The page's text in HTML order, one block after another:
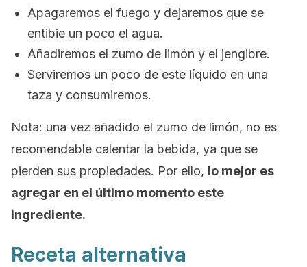
Apagaremos el fuego y dejaremos que se
entibie un poco el agua.
Añadiremos el zumo de limón y el jengibre.
Serviremos un poco de este líquido en una
taza y consumiremos.
Nota: una vez añadido el zumo de limón, no es
recomendable calentar la bebida, ya que se
pierden sus propiedades. Por ello, lo mejor es
agregar en el último momento este
ingrediente.
Receta alternativa